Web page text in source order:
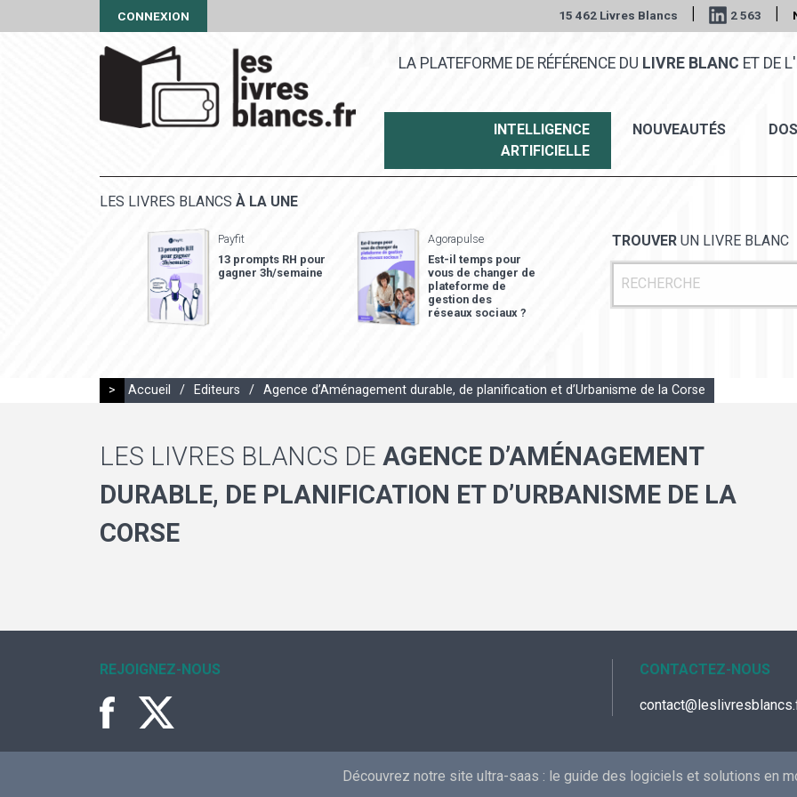
CONNEXION 15 462 Livres Blancs | 2 563 |
LA PLATEFORME DE RÉFÉRENCE DU LIVRE BLANC ET DE L'
INTELLIGENCE
ARTIFICIELLE
NOUVEAUTÉS
LES LIVRES BLANCS À LA UNE
Payfit
13 prompts RH pour
gagner 3h/semaine
Agorapulse
Est-il temps pour
vous de changer de
plateforme de
gestion des
réseaux sociaux ?
TROUVER UN LIVRE BLANC
> Accueil / Editeurs / Agence d’Aménagement durable, de planification et d’Urbanisme de la Corse
LES LIVRES BLANCS DE AGENCE D’AMÉNAGEMENT
DURABLE, DE PLANIFICATION ET D’URBANISME DE LA
CORSE
REJOIGNEZ-NOUS CONTACTEZ-NOUS
Découvrez notre site ultra-saas : le guide des logiciels et solutions en